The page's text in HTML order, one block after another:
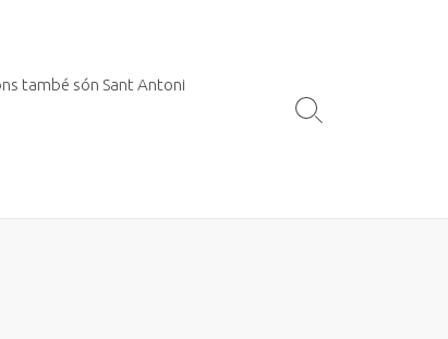
també són Sant Antoni
Search